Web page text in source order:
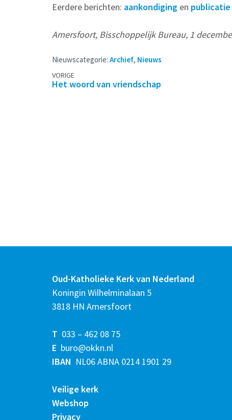
Eerdere berichten: aankondiging en publicatie
Amersfoort, Bisschoppelijk Bureau, 1
Nieuwscategorie: Archief, Nieuws
Berichtennavigatie
VORIGE
Het woord van vriendschap
Oud-Katholieke Kerk van Nederland
Koningin Wilhelminalaan 5
3818 HN Amersfoort
T 033 – 462 08 75
E buro@okkn.nl
IBAN NL06 ABNA 0214 1901 29
Veilige kerk
Webshop
Privacy